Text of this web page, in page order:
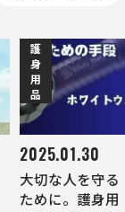
護
身
用
品
2025.01.30
大切な人を守る
ために。護身用